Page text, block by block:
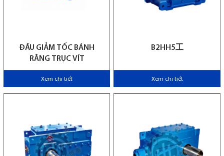
ĐẦU GIẢM TỐC BÁNH
RĂNG TRỤC VÍT
Xem chi tiết
B2HH5工
Xem chi tiết